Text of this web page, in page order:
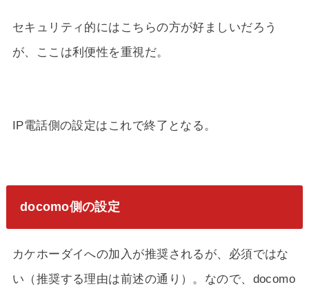
セキュリティ的にはこちらの方が好ましいだろう
が、ここは利便性を重視だ。
IP電話側の設定はこれで終了となる。
docomo側の設定
カケホーダイへの加入が推奨されるが、必須ではな
い（推奨する理由は前述の通り）。なので、docomo